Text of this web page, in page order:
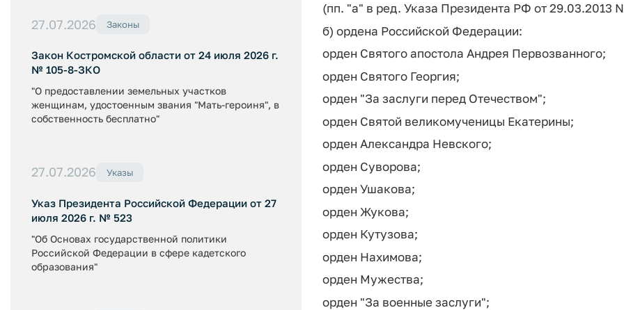
27.07.2026 Законы
Закон Костромской области от 24 июля 2026 г.
№ 105-8-ЗКО
"О предоставлении земельных участков
женщинам, удостоенным звания "Мать-героиня", в
собственность бесплатно"
27.07.2026 Указы
Указ Президента Российской Федерации от 27
июля 2026 г. № 523
"Об Основах государственной политики
Российской Федерации в сфере кадетского
образования"
(пп. "а" в ред. Указа Президента РФ от 29.03.2013
б) ордена Российской Федерации:
орден Святого апостола Андрея Первозванного;
орден Святого Георгия;
орден "За заслуги перед Отечеством";
орден Святой великомученицы Екатерины;
орден Александра Невского;
орден Суворова;
орден Ушакова;
орден Жукова;
орден Кутузова;
орден Нахимова;
орден Мужества;
орден "За военные заслуги";